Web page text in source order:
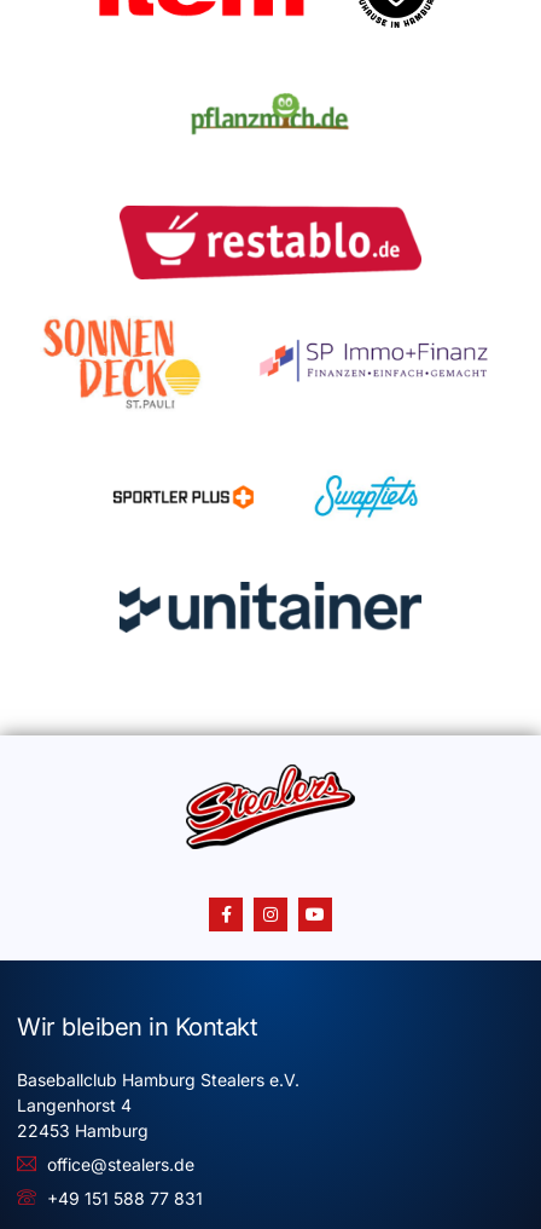
Wir bleiben in Kontakt
Baseballclub Hamburg Stealers e.V.
Langenhorst 4
22453 Hamburg
office@stealers.de
+49 151 588 77 831